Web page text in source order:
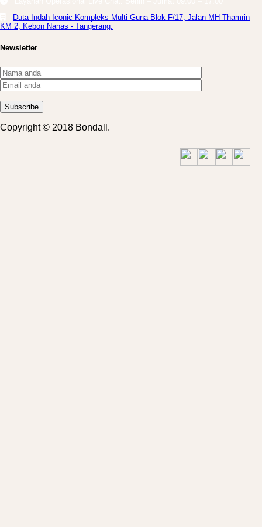
Duta Indah Iconic Kompleks Multi Guna Blok F/17, Jalan MH Thamrin
KM 2, Kebon Nanas - Tangerang.
Newsletter
Copyright © 2018 Bondall.